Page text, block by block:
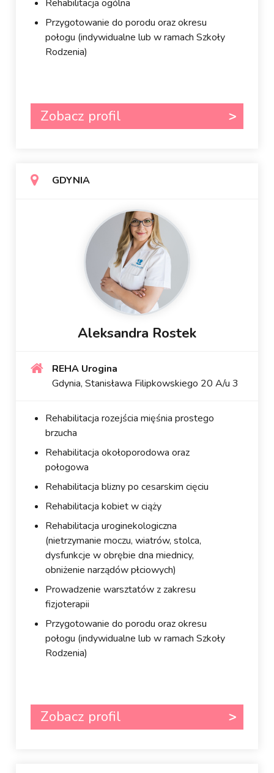
Rehabilitacja ogólna
Przygotowanie do porodu oraz okresu
połogu (indywidualne lub w ramach Szkoły
Rodzenia)
Zobacz profil
GDYNIA
Aleksandra Rostek
REHA Urogina
Gdynia, Stanisława Filipkowskiego 20 A/u 3
Rehabilitacja rozejścia mięśnia prostego
brzucha
Rehabilitacja okołoporodowa oraz
połogowa
Rehabilitacja blizny po cesarskim cięciu
Rehabilitacja kobiet w ciąży
Rehabilitacja uroginekologiczna
(nietrzymanie moczu, wiatrów, stolca,
dysfunkcje w obrębie dna miednicy,
obniżenie narządów płciowych)
Prowadzenie warsztatów z zakresu
fizjoterapii
Przygotowanie do porodu oraz okresu
połogu (indywidualne lub w ramach Szkoły
Rodzenia)
Zobacz profil